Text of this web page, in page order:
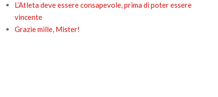
L’Atleta deve essere consapevole, prima di poter essere
vincente
Grazie mille, Mister!